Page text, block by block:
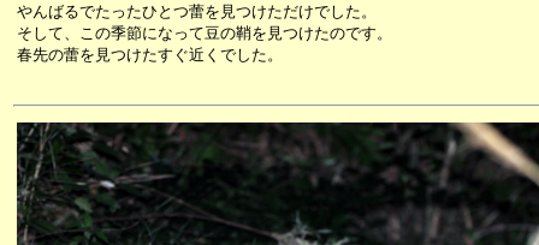
やんばるでたったひとつ蕾を見つけただけでした。
そして、この季節になって豆の鞘を見つけたのです。
春先の蕾を見つけたすぐ近くでした。